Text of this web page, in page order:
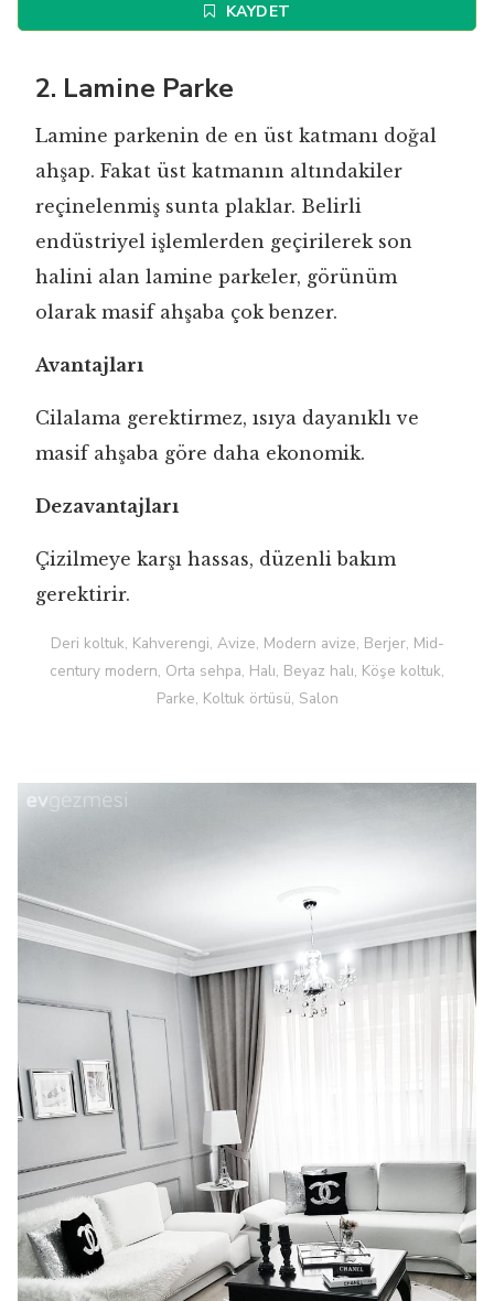
KAYDET
2. Lamine Parke
Lamine parkenin de en üst katmanı doğal
ahşap. Fakat üst katmanın altındakiler
reçinelenmiş sunta plaklar. Belirli
endüstriyel işlemlerden geçirilerek son
halini alan lamine parkeler, görünüm
olarak masif ahşaba çok benzer.
Avantajları
Cilalama gerektirmez, ısıya dayanıklı ve
masif ahşaba göre daha ekonomik.
Dezavantajları
Çizilmeye karşı hassas, düzenli bakım
gerektirir.
Deri koltuk, Kahverengi, Avize, Modern avize, Berjer, Mid-
century modern, Orta sehpa, Halı, Beyaz halı, Köşe koltuk,
Parke, Koltuk örtüsü, Salon